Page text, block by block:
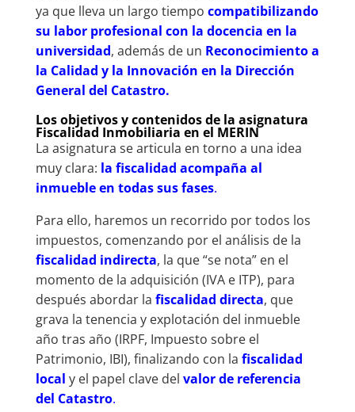
ya que lleva un largo tiempo compatibilizando
su labor profesional con la docencia en la
universidad, además de un Reconocimiento a
la Calidad y la Innovación en la Dirección
General del Catastro.
Los objetivos y contenidos de la asignatura
Fiscalidad Inmobiliaria en el MERIN
La asignatura se articula en torno a una idea
muy clara: la fiscalidad acompaña al
inmueble en todas sus fases.
Para ello, haremos un recorrido por todos los
impuestos, comenzando por el análisis de la
fiscalidad indirecta, la que “se nota” en el
momento de la adquisición (IVA e ITP), para
después abordar la fiscalidad directa, que
grava la tenencia y explotación del inmueble
año tras año (IRPF, Impuesto sobre el
Patrimonio, IBI), finalizando con la fiscalidad
local y el papel clave del valor de referencia
del Catastro.